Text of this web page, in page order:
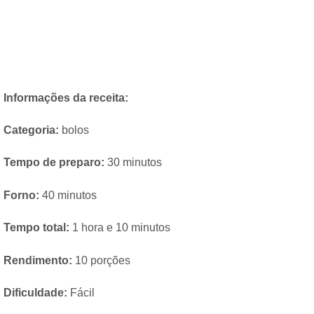
Informações da receita:
Categoria: bolos
Tempo de preparo: 30 minutos
Forno: 40 minutos
Tempo total: 1 hora e 10 minutos
Rendimento: 10 porções
Dificuldade: Fácil